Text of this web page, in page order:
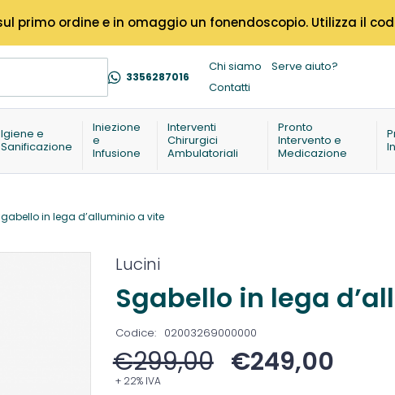
primo ordine e in omaggio un fonendoscopio. Utilizza il
3356287016
Chi siamo
Serve aiuto?
Contatti
Igiene e
Sanificazione
Iniezione
e
Infusione
Interventi
Chirurgici
Ambulatoriali
Pronto
Intervento e
Medicazione
in lega d’alluminio a vite
Lucini
Sgabello in lega
Codice: 02003269000000
€299,00 €249,00
+ 22% IVA